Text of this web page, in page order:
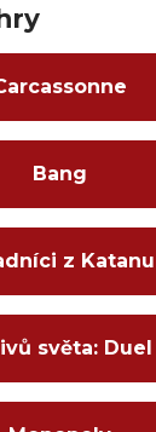
Bang
z Katanu
světa: Duel